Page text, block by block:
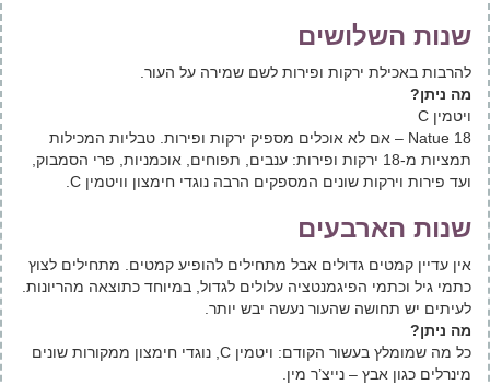
שנות השלושים
להרבות באכילת ירקות ופירות לשם שמירה על העור.
מה ניתן?
ויטמין C
Natue 18 – אם לא אוכלים מספיק ירקות ופירות. טבליות המכילות
תמציות מ-18 ירקות ופירות: ענבים,‬ תפוחים,‬‬ אוכמניות,‬ ‬פרי ‬הסמבוק‬,‬‬‬‬
‬ועד פירות וירקות שונים המספקים הרבה נוגדי חימצון וויטמין C.
שנות הארבעים
אין עדיין קמטים גדולים אבל מתחילים להופיע קמטים. מתחילים לצוץ
כתמי גיל וכתמי הפיגמנטציה עלולים לגדול, במיוחד כתוצאה מהריונות.
לעיתים יש תחושה שהעור נעשה יבש יותר.
מה ניתן?
כל מה שמומלץ בעשור הקודם: ויטמין C, נוגדי חימצון ממקורות שונים
מינרלים כגון אבץ – נייצ’ר מין.